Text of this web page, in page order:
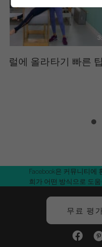
럴에 올라타기 빠른 팁
Facebook은 커뮤니티에
희가 어떤 방식으로 도
무료 평